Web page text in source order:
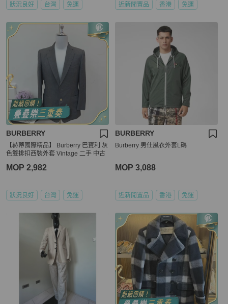
狀況良好 台灣 免運 近新閒置品 香港 免運
BURBERRY
【赫蒂國際精品】 Burberry 巴寶利 灰
色雙排扣西裝外套 Vintage 二手 中古
MOP 2,982
狀況良好 台灣 免運
BURBERRY
Burberry 男仕風衣外套L碼
MOP 3,088
近新閒置品 香港 免運